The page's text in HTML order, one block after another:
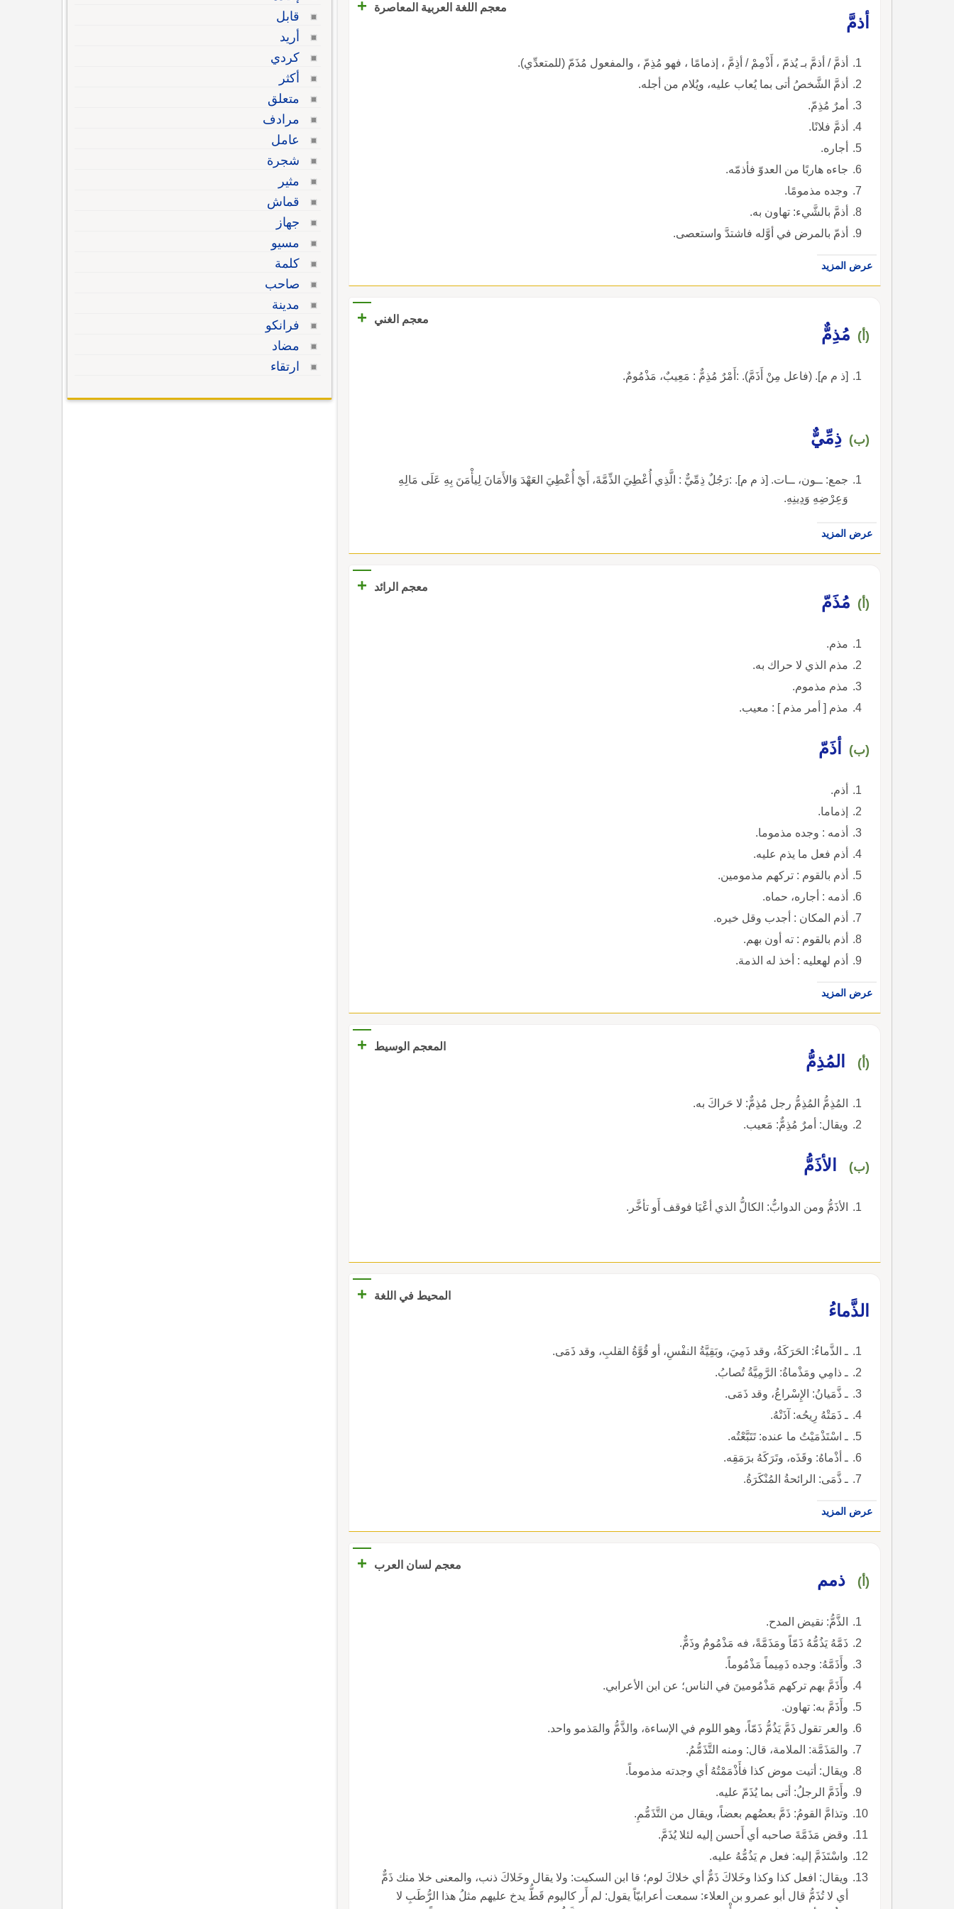
معجم اللغة العربية المعاصرة
+
أذمَّ
أذمَّ / أذمَّ بـ يُذمّ ، أَذْمِمْ / أذِمَّ ، إذمامًا ، فهو مُذِمّ ، والمفعول مُذَمّ (للمتعدِّي).
أذمَّ الشَّخصُ أتى بما يُعاب عليه، ويُلام من أجله.
أمرٌ مُذِمّ.
أذمَّ فلانًا.
أجاره.
جاءه هاربًا من العدوّ فأذمّه.
وجده مذمومًا.
أذمَّ بالشَّيء: تهاون به.
أذمّ بالمرض في أوَّله فاشتدَّ واستعصى.
عرض المزيد
معجم الغني +
(أ) مُذِمٌّ
[ذ م م]. (فاعل مِنْ أَذَمَّ). :أَمْرٌ مُذِمٌّ : مَعِيبٌ، مَذْمُومٌ.
(ب) ذِمِّيٌّ
جمع: ــون، ــات. [ذ م م]. :رَجُلٌ ذِمِّيٌّ : الَّذِي أُعْطِيَ الذِّمَّةَ، أَيْ أُعْطِيَ العَهْدَ وَالأَمَانَ لِيأْمَنَ بِهِ عَلَى مَالِهِ
وَعِرْضِهِ وَدِينِهِ.
عرض المزيد
معجم الرائد +
(أ) مُذَمّ
مذم.
مذم الذي لا حراك به.
مذم مذموم.
مذم [ أمر مذم ] : معيب.
(ب) أذَمّ
أذم.
إذماما.
أذمه : وجده مذموما.
أذم فعل ما يذم عليه.
أذم بالقوم : تركهم مذمومين.
أذمه : أجاره، حماه.
أذم المكان : أجدب وقل خيره.
أذم بالقوم : ته أون بهم.
أذم لهعليه : أخذ له الذمة.
عرض المزيد
المعجم الوسيط +
(أ) المُذِمُّ
المُذِمُّ المُذِمُّ رجل مُذِمٌّ: لا حَراكَ به.
ويقال: أمرٌ مُذِمٌّ: مَعيب.
(ب) الأذَمُّ
الأذَمُّ ومن الدوابُّ: الكالُّ الذي أعْيَا فوقف أَو تأخَّر.
المحيط في اللغة
+
الذَّماءُ
ـ الذَّماءُ: الحَرَكَةُ، وقد ذَمِيَ، وبَقِيَّةُ النفْسِ، أو قُوَّةُ القلبِ، وقد ذَمَى.
ـ ذامِي ومَذْماةُ: الرَّمِيَّةُ تُصابُ.
ـ ذَّمَيانُ: الإِسْراعُ، وقد ذَمَى.
ـ ذَمَتْهُ رِيحُه: آذَتْهُ.
ـ اسْتَذْمَيْتُ ما عنده: تَتَبَّعْتُه.
ـ أذْماهُ: وقَذَه، وتَرَكَهُ برَمَقِه.
ـ ذَّمَى: الرائحةُ المُنْكَرَةُ.
عرض المزيد
معجم لسان العرب +
(أ) ذمم
الذَّمُّ: نقيض المدح.
ذَمَّهُ يَذُمُّهُ ذَمّاً ومَذَمَّةً، فه مَذْمُومٌ وذَمٌّ.
وأَذَمَّهُ: وجده ذَمِيماً مَذْمُوماً.
وأَذَمَّ بهم تركهم مَذْمُومينَ في الناس؛ عن ابن الأعرابي.
وأَذَمَّ به: تهاون.
والعر تقول ذَمَّ يَذُمُّ ذَمّاً، وهو اللوم في الإساءة، والذَّمُّ والمَذمو واحد.
والمَذَمَّة: الملامة، قال: ومنه التَّذَمُّمُ.
ويقال: أتيت موض كذا فأَذْمَمْتُهُ أي وجدته مذموماً.
وأَذَمَّ الرجلُ: أتى بما يُذَمّ عليه.
وتذامَّ القومُ: ذَمَّ بعضُهم بعضاً، ويقال من التَّذَمُّمِ.
وقض مَذَمَّةَ صاحبه أي أَحسن إليه لئلا يُذَمَّ.
واسْتَذَمَّ إليه: فعل م يَذُمُّهُ عليه.
ويقال: افعل كذا وكذا وخَلاكَ ذَمٌّ أي خلاكَ لوم؛ قا ابن السكيت: ولا يقال وخَلاكَ ذنب، والمعنى خلا منك ذَمٌّ
أي لا تُذَمُّ قال أبو عمرو بن العلاء: سمعت أعرابيّاً يقول: لم أَر كاليوم قَطُّ يدخ عليهم مثلُ هذا الرُّطَبِ لا
قابل
أريد
كردي
أكثر
متعلق
مرادف
عامل
شجرة
مثير
قماش
جهاز
مسيو
كلمة
صاحب
مدينة
فرانكو
مضاد
ارتقاء